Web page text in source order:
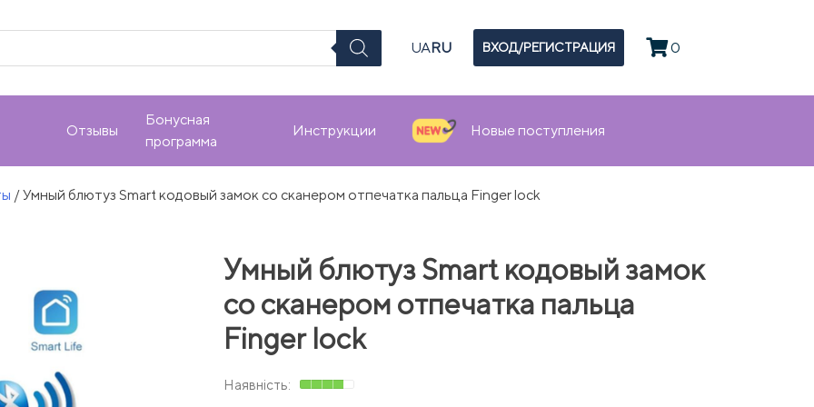
UARU ВХОД/РЕГИСТРАЦИЯ 0
Отзывы
Бонусная
программа
Инструкции Новые поступления
/ Умный блютуз Smart кодовый замок со сканером отпечатка пальца Finger lock
Умный блютуз Smart кодовый замок
со сканером отпечатка пальца
Finger lock